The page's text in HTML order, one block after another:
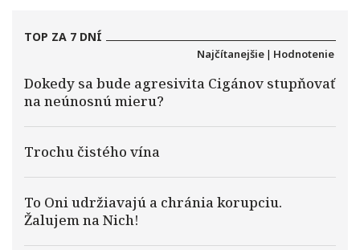
TOP ZA 7 DNÍ
Najčítanejšie | Hodnotenie
Dokedy sa bude agresivita Cigánov stupňovať
na neúnosnú mieru?
Trochu čistého vína
To Oni udržiavajú a chránia korupciu.
Žalujem na Nich!